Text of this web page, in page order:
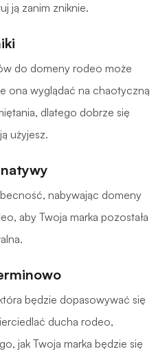
ją zanim zniknie.
do domeny rodeo może
ona wyglądać na chaotyczną
dlatego dobrze się
użyjesz.
nabywając domeny
aby Twoja marka pozostała
będzie dopasowywać się
ducha rodeo,
jak Twoja marka będzie się